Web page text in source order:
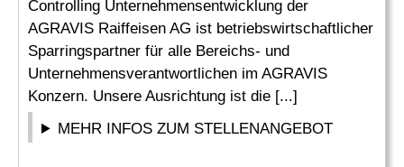
Controlling Unternehmensentwicklung der
AGRAVIS Raiffeisen AG ist betriebswirtschaftlicher
Sparringspartner für alle Bereichs- und
Unternehmensverantwortlichen im AGRAVIS
Konzern. Unsere Ausrichtung ist die [...]
MEHR INFOS ZUM STELLENANGEBOT